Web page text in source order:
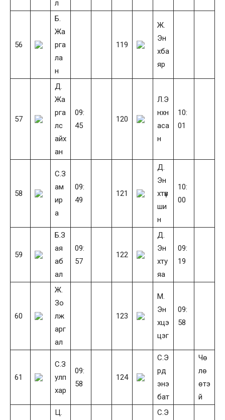
л
56
Б.
Жа
рга
ла
н
119
Ж.
Эн
хба
яр
57
Д.
Жа
рга
лс
айх
ан
09:
45
120
Л.Э
нхн
аса
н
10:
01
58
С.З
ам
ир
а
09:
49
121
Д.
Эн
хтүв
ши
н
10:
00
59
Б.З
ая
аб
ал
09:
57
122
Д.
Эн
хту
яа
09:
19
60
Ж.
Зо
лж
арг
ал
123
М.
Эн
хцэ
цэг
09:
58
61
С.З
улп
хар
09:
58
124
С.Э
рд
энэ
бат
Чө
лө
өтэ
й
Ц.
С.Э